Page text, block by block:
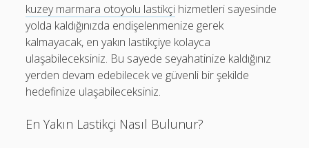
kuzey marmara otoyolu lastikçi hizmetleri sayesinde
yolda kaldığınızda endişelenmenize gerek
kalmayacak, en yakın lastikçiye kolayca
ulaşabileceksiniz. Bu sayede seyahatinize kaldığınız
yerden devam edebilecek ve güvenli bir şekilde
hedefinize ulaşabileceksiniz.
En Yakın Lastikçi Nasıl Bulunur?